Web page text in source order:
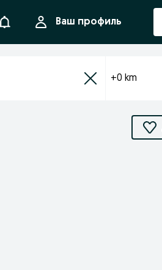
УведомленияВаш профиль
+0 km